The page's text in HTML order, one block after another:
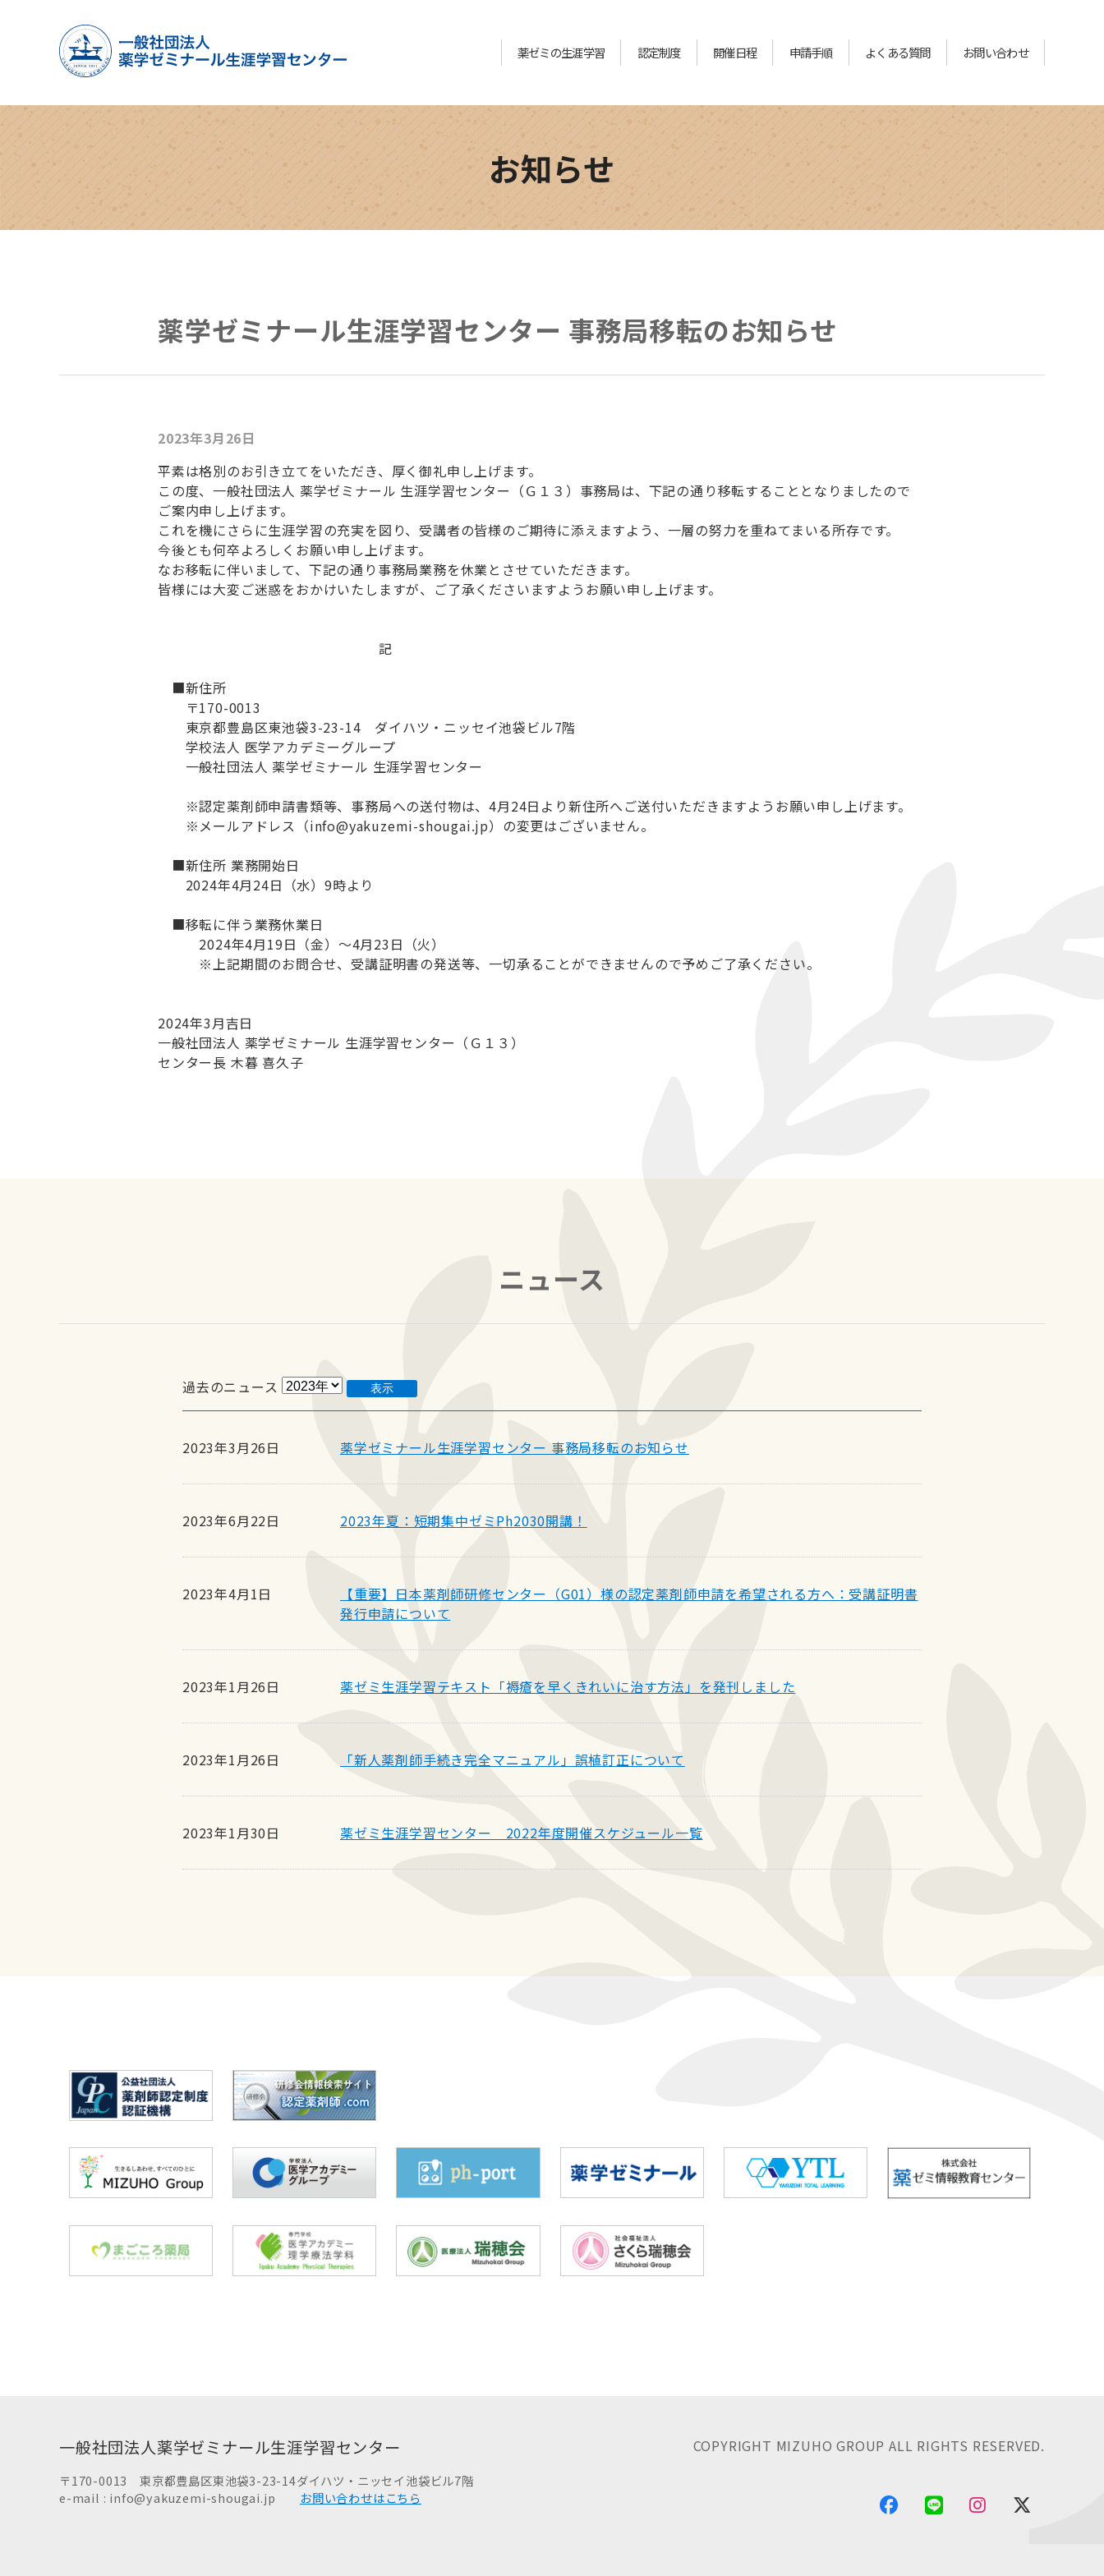
薬ゼミの生涯学習 認定制度 開催日程 申請手順 よくある質問 お問い合わせ
お知らせ
薬学ゼミナール生涯学習センター 事務局移転のお知らせ
2023年3月26日
平素は格別のお引き立てをいただき、厚く御礼申し上げます。
この度、一般社団法人 薬学ゼミナール 生涯学習センター（Ｇ１３）事務局は、下記の通り移転することとなりましたので
ご案内申し上げます。
これを機にさらに生涯学習の充実を図り、受講者の皆様のご期待に添えますよう、一層の努力を重ねてまいる所存です。
今後とも何卒よろしくお願い申し上げます。
なお移転に伴いまして、下記の通り事務局業務を休業とさせていただきます。
皆様には大変ご迷惑をおかけいたしますが、ご了承くださいますようお願い申し上げます。
記
■新住所
〒170-0013
東京都豊島区東池袋3-23-14 ダイハツ・ニッセイ池袋ビル7階
学校法人 医学アカデミーグループ
一般社団法人 薬学ゼミナール 生涯学習センター
※認定薬剤師申請書類等、事務局への送付物は、4月24日より新住所へご送付いただきますようお願い申し上げます。
※メールアドレス（info@yakuzemi-shougai.jp）の変更はございません。
■新住所 業務開始日
2024年4月24日（水）9時より
■移転に伴う業務休業日
2024年4月19日（金）～4月23日（火）
※上記期間のお問合せ、受講証明書の発送等、一切承ることができませんので予めご了承ください。
2024年3月吉日
一般社団法人 薬学ゼミナール 生涯学習センター（Ｇ１３）
センター長 木暮 喜久子
ニュース
過去のニュース 表示
2023年3月26日 薬学ゼミナール生涯学習センター 事務局移転のお知らせ
2023年6月22日 2023年夏：短期集中ゼミPh2030開講！
2023年4月1日
【重要】日本薬剤師研修センター（G01）様の認定薬剤師申請を希望される方へ：受講証明書
発行申請について
2023年1月26日 薬ゼミ生涯学習テキスト「褥瘡を早くきれいに治す方法」を発刊しました
2023年1月26日 「新人薬剤師手続き完全マニュアル」誤植訂正について
2023年1月30日 薬ゼミ生涯学習センター 2022年度開催スケジュール一覧
一般社団法人薬学ゼミナール生涯学習センター
〒170-0013東京都豊島区東池袋3-23-14ダイハツ・ニッセイ池袋ビル7階
e-mail : info@yakuzemi-shougai.jp お問い合わせはこちら
COPYRIGHT MIZUHO GROUP ALL RIGHTS RESERVED.